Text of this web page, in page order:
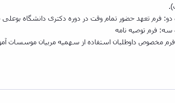
دو: فرم تعهد ﺣﻀﻮر ﺗﻤﺎم وﻗﺖ در دوره دکتری داﻧﺸﮕﺎه بوعلی
سه: فرم توصیه نامه
مخصوص داوطلبان استفاده از سهمیه مربیان موسسات